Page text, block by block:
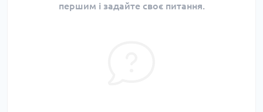
першим і задайте своє питання.